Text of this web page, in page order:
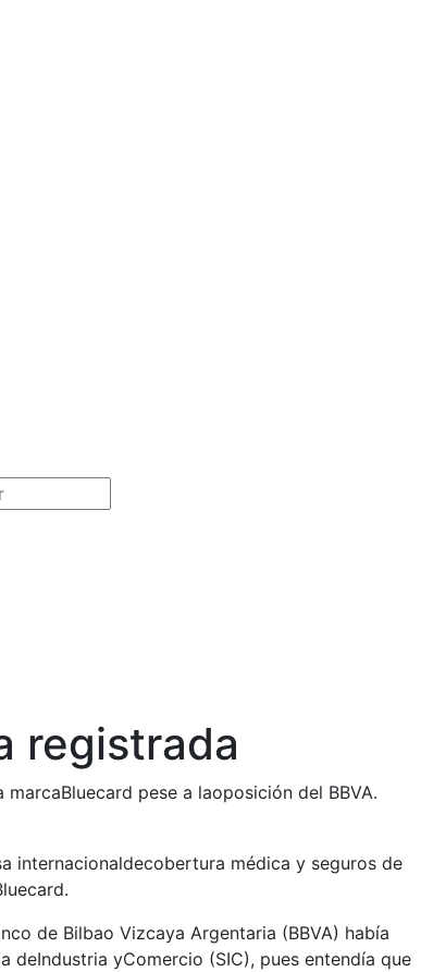
registrada
pese a laoposición del BBVA.
internacionaldecobertura médica y seguros de
de Bilbao Vizcaya Argentaria (BBVA) había
deIndustria yComercio (SIC), pues entendía que